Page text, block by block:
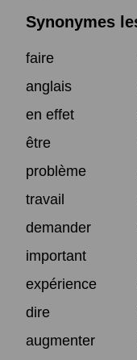
Synonymes
faire
anglais
en effet
être
problème
travail
demander
important
expérience
dire
augmenter